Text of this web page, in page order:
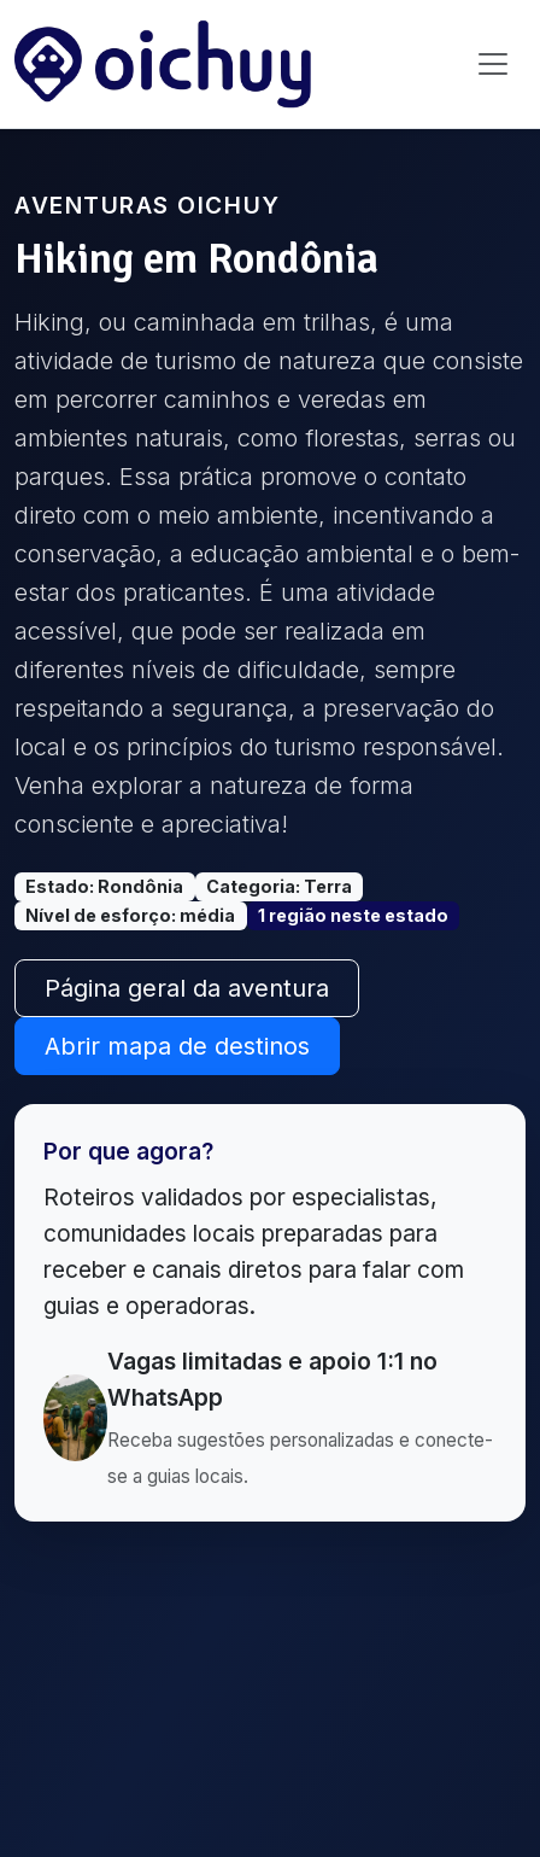
AVENTURAS OICHUY
Hiking em Rondônia
Hiking, ou caminhada em trilhas, é uma
atividade de turismo de natureza que consiste
em percorrer caminhos e veredas em
ambientes naturais, como florestas, serras ou
parques. Essa prática promove o contato
direto com o meio ambiente, incentivando a
conservação, a educação ambiental e o bem-
estar dos praticantes. É uma atividade
acessível, que pode ser realizada em
diferentes níveis de dificuldade, sempre
respeitando a segurança, a preservação do
local e os princípios do turismo responsável.
Venha explorar a natureza de forma
consciente e apreciativa!
Estado: Rondônia Categoria: Terra
Nível de esforço: média 1 região neste estado
Página geral da aventura
Abrir mapa de destinos
Por que agora?
Roteiros validados por especialistas,
comunidades locais preparadas para
receber e canais diretos para falar com
guias e operadoras.
Vagas limitadas e apoio 1:1 no
WhatsApp
Receba sugestões personalizadas e conecte-
se a guias locais.